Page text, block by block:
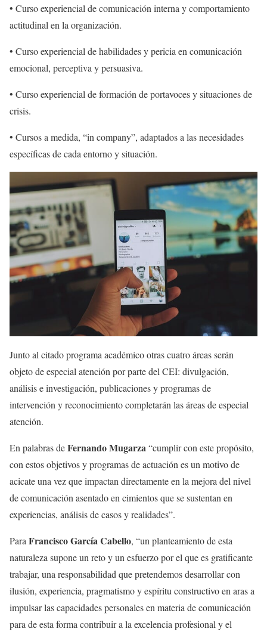
• Curso experiencial de comunicación interna y comportamiento
actitudinal en la organización.
• Curso experiencial de habilidades y pericia en comunicación
emocional, perceptiva y persuasiva.
• Curso experiencial de formación de portavoces y situaciones de
crisis.
• Cursos a medida, “in company”, adaptados a las necesidades
específicas de cada entorno y situación.
Junto al citado programa académico otras cuatro áreas serán
objeto de especial atención por parte del CEI: divulgación,
análisis e investigación, publicaciones y programas de
intervención y reconocimiento completarán las áreas de especial
atención.
En palabras deFernando Mugarza“cumplir con este propósito,
con estos objetivos y programas de actuación es un motivo de
acicate una vez que impactan directamente en la mejora del nivel
de comunicación asentado en cimientos que se sustentan en
experiencias, análisis de casos y realidades”.
Para Francisco García Cabello, “un planteamiento de esta
naturaleza supone un reto y un esfuerzo por el que es gratificante
trabajar, una responsabilidad que pretendemos desarrollar con
ilusión, experiencia, pragmatismo y espíritu constructivo en aras a
impulsar las capacidades personales en materia de comunicación
para de esta forma contribuir a la excelencia profesional y el